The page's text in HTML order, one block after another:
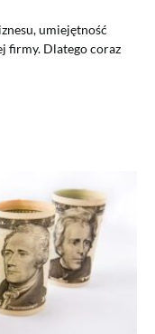
umiejętność
firmy. Dlatego coraz